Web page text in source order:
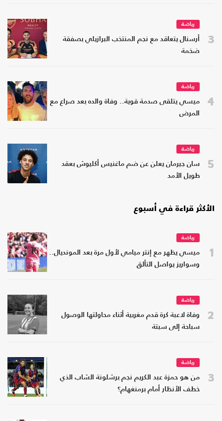
3
رياضة
أرسنال يتعاقد مع نجم المنتخب البرازيلي بصفقة
ضخمة
4
رياضة
ميسي يتلقى صدمة قوية.. وفاة والده بعد صراع مع
المرض
5
رياضة
سان جيرمان يعلن عن ضم ماغنيس أكليوش بعقد
طويل الأمد
الأكثر قراءة في أسبوع
1
رياضة
ميسي يظهر مع إنتر ميامي لأول مرة بعد المونديال..
وسواريز يواصل التألق
2
رياضة
وفاة لاعبة كرة قدم مغربية أثناء محاولتها الوصول
سباحة إلى سبتة
3
رياضة
من هو حمزة عبد الكريم نجم برشلونة الشاب الذي
خطف الأنظار أمام برمنغهام؟